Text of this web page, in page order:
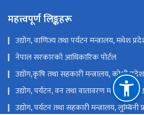
महत्त्वपूर्ण लिङ्कहरू
उद्योग, वाणिज्य तथा पर्यटन मन्त्रालय, मधेश
नेपाल सरकारको आधिकारिक पोर्टल
उद्योग,कृषि तथा सहकारी मन्त्रालय, कोशी प्रदेश
उद्योग, पर्यटन, वन तथा वातावरण मन्त्रालय,
उद्योग, पर्यटन तथा सहकारी मन्त्रालय, लुम्बिनी